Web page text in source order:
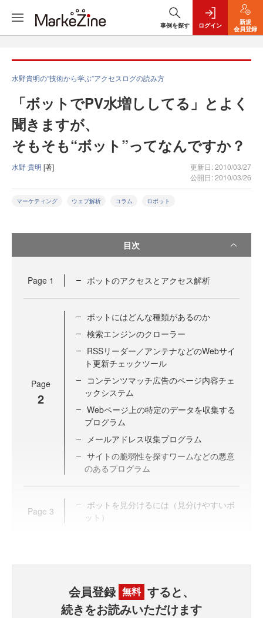
事例を探す ログイン
新規
会員登録
水野貴明の“技術から学ぶ”アクセスログの読み方
「ボットでPV水増ししてる」とよく
聞きますが、
そもそも“ボット”ってなんですか？
水野 貴明 [著]
更新日: 2010/03/27
公開日: 2010/03/26
マーケティング ウェブ解析 コラム ロボット
目次
Page 1 ボットのアクセスとアクセス解析
Page
2
ボットにはどんな種類があるのか
検索エンジンのクローラー
RSSリーダー／アンテナなどのWebサイ
ト更新チェックツール
コンテンツマッチ広告のページ内容チェ
ックシステム
Webページ上の特定のデータを収集する
プログラム
メールアドレス収集プログラム
サイトの脆弱性を探すワームなどの悪意
のあるプログラム
Page 3
ボットを見分けるには（見分けやすいボ
ット）
会員登録 無料 すると、
続きをお読みいただけます